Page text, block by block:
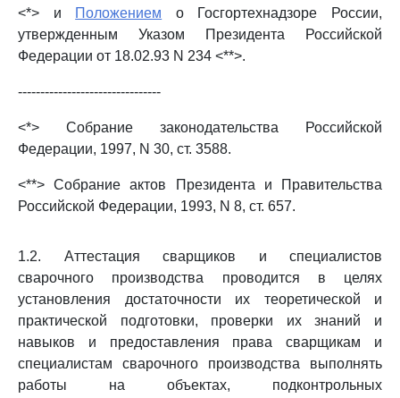
<*> и
Положением о Госгортехнадзоре России,
утвержденным Указом Президента Российской
Федерации от 18.02.93 N 234 <**>.
--------------------------------
<*> Собрание законодательства Российской
Федерации, 1997, N 30, ст. 3588.
<**> Собрание актов Президента и Правительства
Российской Федерации, 1993, N 8, ст. 657.
1.2. Аттестация сварщиков и специалистов
сварочного производства проводится в целях
установления достаточности их теоретической и
практической подготовки, проверки их знаний и
навыков и предоставления права сварщикам и
специалистам сварочного производства выполнять
работы на объектах, подконтрольных